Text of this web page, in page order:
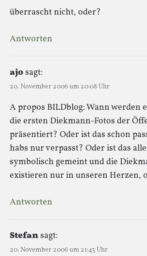
überrascht nicht, oder?
Antworten
ajosagt:
20. November 2006 um 20:08 Uhr
A propos BILDblog: Wann werden
die ersten Diekmann-Fotos der
präsentiert? Oder ist das schon
habs nur verpasst? Oder ist das
symbolisch gemeint und die
existieren nur in unseren Herzen,
Antworten
Stefansagt:
20. November 2006 um 21:43 Uhr